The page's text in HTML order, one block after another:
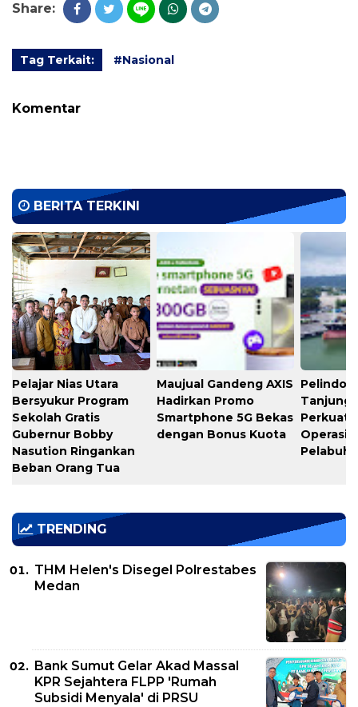
Share:
Tag Terkait: #Nasional
Komentar
BERITA TERKINI
Pelajar Nias Utara
Bersyukur Program
Sekolah Gratis
Gubernur Bobby
Nasution Ringankan
Beban Orang Tua
Maujual Gandeng AXIS
Hadirkan Promo
Smartphone 5G Bekas
dengan Bonus Kuota
Pelindo
Tanjung
Perkuat
TRENDING
THM Helen's Disegel Polrestabes
Medan
Bank Sumut Gelar Akad Massal
KPR Sejahtera FLPP 'Rumah
Subsidi Menyala' di PRSU